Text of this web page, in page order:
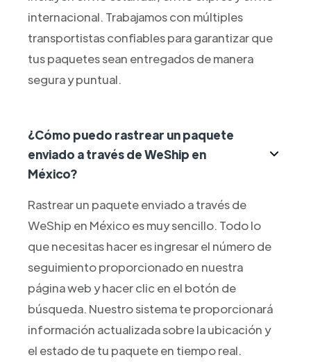
internacional. Trabajamos con múltiples
transportistas confiables para garantizar que
tus paquetes sean entregados de manera
segura y puntual.
¿Cómo puedo rastrear un paquete
enviado a través de WeShip en
México?
Rastrear un paquete enviado a través de
WeShip en México es muy sencillo. Todo lo
que necesitas hacer es ingresar el número de
seguimiento proporcionado en nuestra
página web y hacer clic en el botón de
búsqueda. Nuestro sistema te proporcionará
información actualizada sobre la ubicación y
el estado de tu paquete en tiempo real.